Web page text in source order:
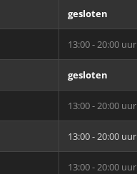
gesloten
13:00 - 20:00 uur
gesloten
13:00 - 20:00 uur
13:00 - 20:00 uur
13:00 - 20:00 uur